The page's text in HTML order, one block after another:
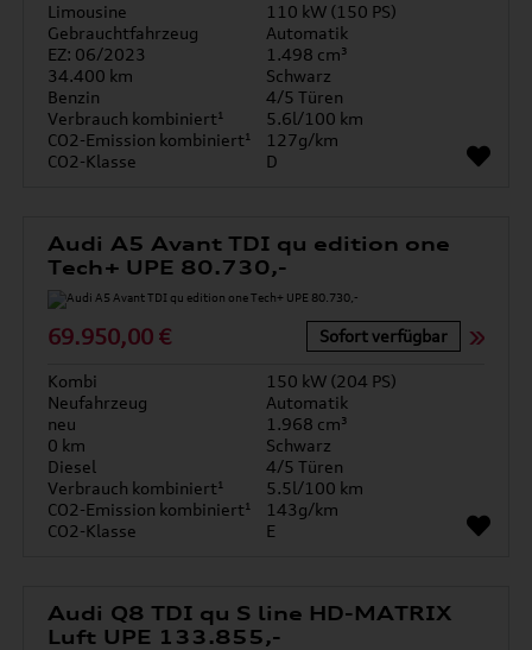
Limousine
110 kW (150 PS)
Gebrauchtfahrzeug
Automatik
EZ: 06/2023
1.498 cm³
34.400 km
Schwarz
Benzin
4/5 Türen
Verbrauch kombiniert¹
5.6l/100 km
CO2-Emission kombiniert¹
127g/km
CO2-Klasse
D
Audi A5 Avant TDI qu edition one
Tech+ UPE 80.730,-
69.950,00 € Sofort verfügbar
Kombi
150 kW (204 PS)
Neufahrzeug
Automatik
neu
1.968 cm³
0 km
Schwarz
Diesel
4/5 Türen
Verbrauch kombiniert¹
5.5l/100 km
CO2-Emission kombiniert¹
143g/km
CO2-Klasse
E
Audi Q8 TDI qu S line HD-MATRIX
Luft UPE 133.855,-